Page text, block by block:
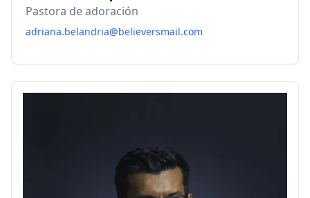
Pastora de adoración
adriana.belandria@believersmail.com